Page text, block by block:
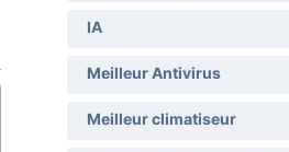
IA
Meilleur Antivirus
Meilleur climatiseur